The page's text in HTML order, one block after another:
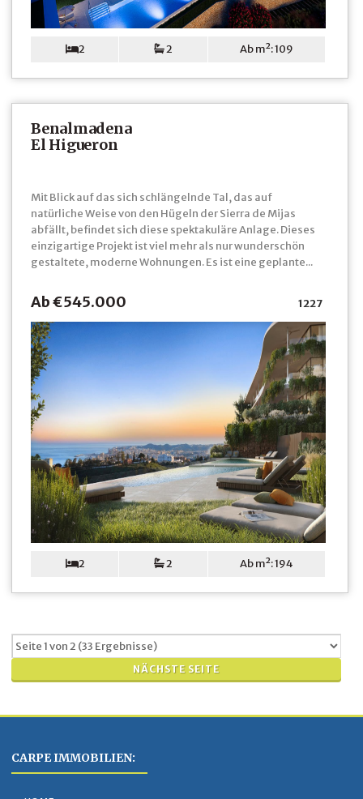
2 2 Ab m²: 109
Benalmadena
El Higueron
Mit Blick auf das sich schlängelnde Tal, das auf
natürliche Weise von den Hügeln der Sierra de Mijas
abfällt, befindet sich diese spektakuläre Anlage. Dieses
einzigartige Projekt ist viel mehr als nur wunderschön
gestaltete, moderne Wohnungen. Es ist eine geplante...
Ab €545.000 1227
2 2 Ab m²: 194
NÄCHSTE SEITE
CARPE IMMOBILIEN: